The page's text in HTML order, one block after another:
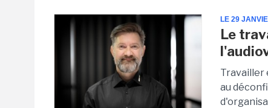
LE 29
Le
Travailler
au